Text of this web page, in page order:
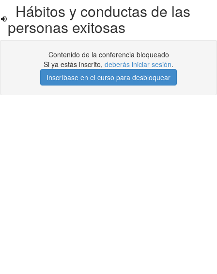
Hábitos y conductas de las
personas exitosas
Contenido de la conferencia bloqueado
Si ya estás inscrito, deberás iniciar sesión.
Inscríbase en el curso para desbloquear